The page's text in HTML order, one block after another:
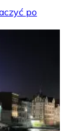
po